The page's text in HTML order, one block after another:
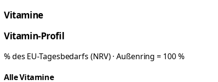
Vitamine
Vitamin-Profil
% des EU-Tagesbedarfs (NRV) · Außenring = 100 %
Alle Vitamine